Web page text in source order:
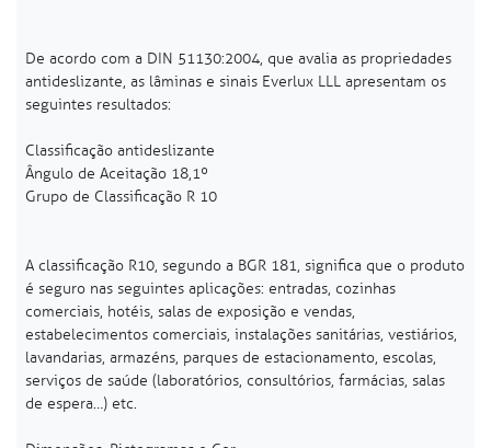
De acordo com a DIN 51130:2004, que avalia as propriedades
antideslizante, as lâminas e sinais Everlux LLL apresentam os
seguintes resultados:
Classificação antideslizante
Ângulo de Aceitação 18,1º
Grupo de Classificação R 10
A classificação R10, segundo a BGR 181, significa que o produto
é seguro nas seguintes aplicações: entradas, cozinhas
comerciais, hotéis, salas de exposição e vendas,
estabelecimentos comerciais, instalações sanitárias, vestiários,
lavandarias, armazéns, parques de estacionamento, escolas,
serviços de saúde (laboratórios, consultórios, farmácias, salas
de espera…) etc.